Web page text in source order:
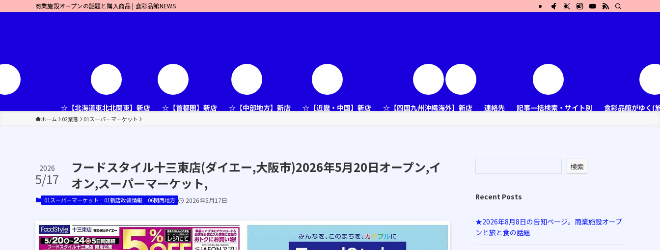
商業施設オープンの話題と購入商品 | 食彩品館NEWS
☆【北海道東北北関東】新店 ☆【首都圏】新店 ☆【中部地方】新店 ☆【近畿・中国】新店 ☆【四国九州沖縄海外】新店 連絡先 記事一括検索・サイト別 食彩品館がゆく(
ホーム 02業態 01スーパーマーケット
フードスタイル十三東店(ダイエー,大阪市)2026年5月20日オープン,イ
オン,スーパーマーケット,
2026
5/17
01スーパーマーケット 01新店改装情報 06関西地方 2026年5月17日
検索
Recent Posts
★2026年8月8日の告知ページ。商業施設オープ
ンと旅と食の話題